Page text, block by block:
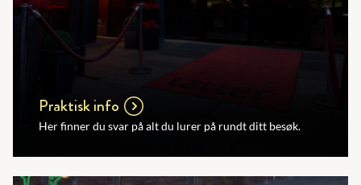
Praktisk info
Her finner du svar på alt du lurer på rundt ditt besøk.